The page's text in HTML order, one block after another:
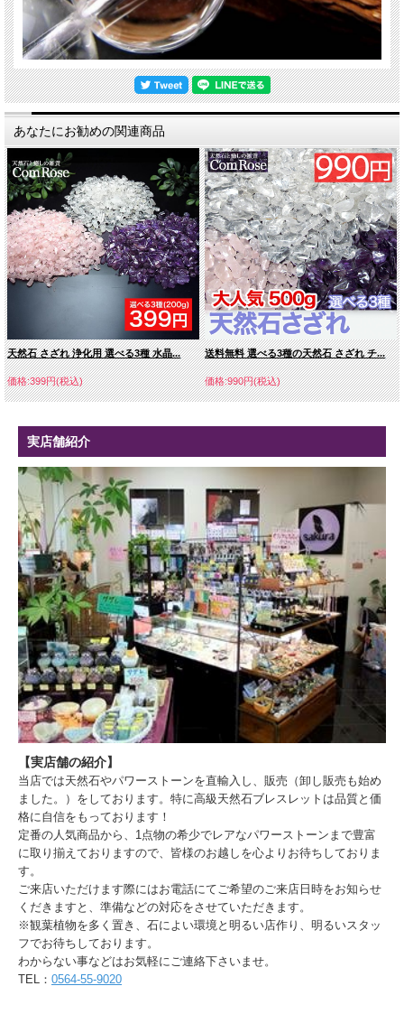
4ミリ 949円
8ミリ 1,279円 10ミリ 1,650円
12ミリ 2,200円 14ミリ 5,610円
16ミリ 7,810円 18ミリ 10,780円
-
20ミリ 16,500円
あなたにお勧めの関連商品
天然石 さざれ 浄化用 選べる3種 水晶...
価格:399円(税込)
送料無料 選べる3種の天然石 さざれ チ...
価格:990円(税込)
実店舗紹介
【実店舗の紹介】
当店では天然石やパワーストーンを直輸入し、販売（卸し販売も始め
ました。）をしております。特に高級天然石ブレスレットは品質と価
格に自信をもっております！
定番の人気商品から、1点物の希少でレアなパワーストーンまで豊富
に取り揃えておりますので、皆様のお越しを心よりお待ちしておりま
す。
ご来店いただけます際にはお電話にてご希望のご来店日時をお知らせ
くだきますと、準備などの対応をさせていただきます。
※観葉植物を多く置き、石によい環境と明るい店作り、明るいスタッ
フでお待ちしております。
わからない事などはお気軽にご連絡下さいませ。
TEL： 0564-55-9020